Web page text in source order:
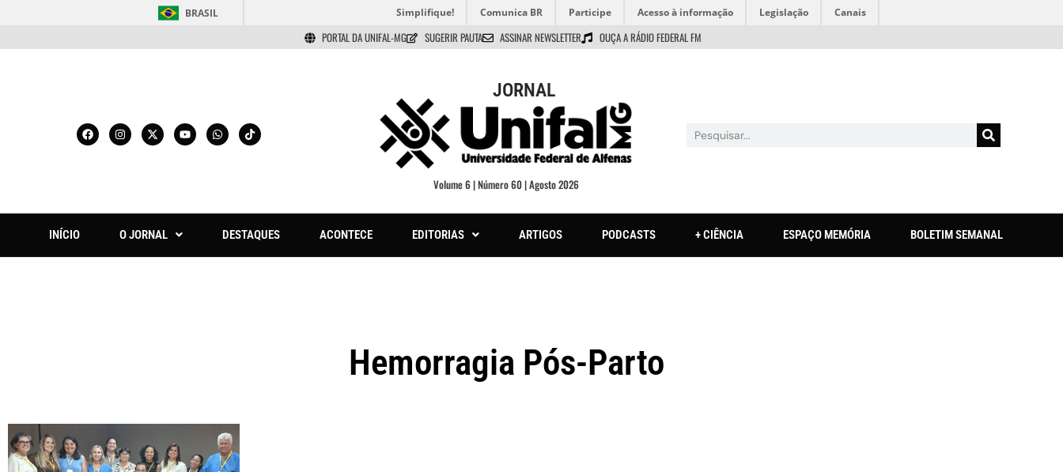
BRASIL Simplifique! Comunica BR Participe Acesso à informação Legislação Canais
PORTAL DA UNIFAL-MG SUGERIR PAUTA ASSINAR NEWSLETTER OUÇA A RÁDIO FEDERAL FM
JORNAL
Volume 6 | Número 60 | Agosto 2026
INÍCIO O JORNAL DESTAQUES ACONTECE EDITORIAS ARTIGOS PODCASTS + CIÊNCIA ESPAÇO MEMÓRIA BOLETIM SEMANAL
Hemorragia Pós-Parto